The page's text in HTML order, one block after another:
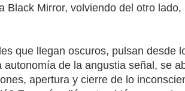
Black Mirror, volviendo del otro
que llegan oscuros, pulsan desde
autonomía de la angustia señal, se
apertura y cierre de lo